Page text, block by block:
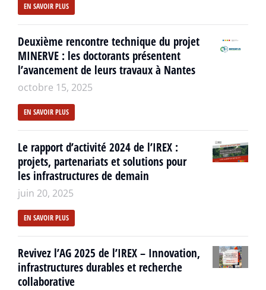
EN SAVOIR PLUS
Deuxième rencontre technique du projet
MINERVE : les doctorants présentent
l’avancement de leurs travaux à Nantes
octobre 15, 2025
EN SAVOIR PLUS
Le rapport d’activité 2024 de l’IREX :
projets, partenariats et solutions pour
les infrastructures de demain
juin 20, 2025
EN SAVOIR PLUS
Revivez l’AG 2025 de l’IREX – Innovation,
infrastructures durables et recherche
collaborative